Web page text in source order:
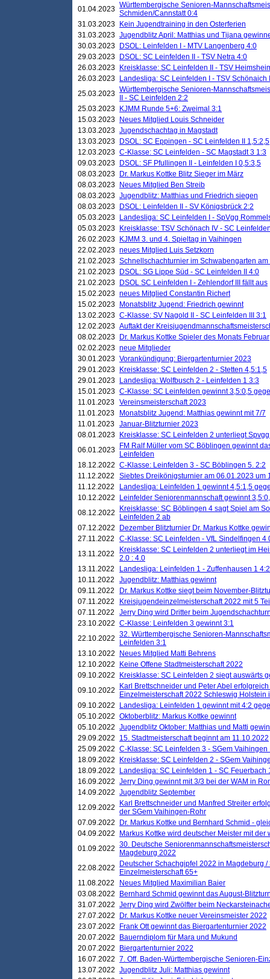
01.04.2023 Württembergische Senioren-
Schmiden/Cannstatt 0:4
31.03.2023
Kein Jugendtraining in den Osterferien
31.03.2023 Jugendblitz April: Matthias und Tijana
30.03.2023
DSOL: Leinfelden I - MTV Langenberg 4:0
29.03.2023
DSOL: SC Leinfelden II - TSV Netra 4:0
26.03.2023
Kreisklasse: SC Leinfelden II - TSV
26.03.2023
Landesliga: SC Leinfelden I - TSV Schönaich
25.03.2023 Württembergische Senioren-
II - SC Leinfelden 2:2
25.03.2023
KJMM Runde 5+6: Zweimal 3:1
15.03.2023
Neues Mitglied Louis Schneider
13.03.2023 Jugendschachtag in Magstadt
13.03.2023
DSOL: SC Eppingen - SC Leinfelden II 1,5:2,5
12.03.2023 C-Klasse: SC Leinfelden - SC Magstadt 3 1:3
09.03.2023
DSOL: SF Pfullingen II - Leinfelden I 0,5:3,5
08.03.2023
Dr. Markus Kottke Blitz Sieger im März
08.03.2023
Neues Mitglied Ben Streib
08.03.2023 Jugendblitz: Matthias und Friedrich siegen
08.03.2023
DSOL: Leinfelden II - SV Königsbrück 2:2
05.03.2023
Landesliga: SC Leinfelden I - SpVgg
05.03.2023
Kreisklasse: TSV Schönach IV - SC
26.02.2023
KJMM 3. und 4. Spieltag in Vaihingen
22.02.2023 neues Mitglied Luis Setzkorn
21.02.2023 Schnellschachturnier im Schwabengarten
21.02.2023
DSOL: SG Lippe Süd - SC Leinfelden II 4:0
21.02.2023
DSOL SC Leinfelden I - Zehlendorf III fällt aus
15.02.2023 neues Mitglied Constantin Richert
15.02.2023
Monatsblitz Jugend: Friedrich gewinnt
13.02.2023 C-Klasse: SV Nagold II - SC Leinfelden III 3:1
12.02.2023 Auftakt der
08.02.2023
Dr. Markus Kottke Spieler des Monats Februar
02.02.2023 neue Mitglieder
30.01.2023 Vorankündigung: Biergartenturnier 2023
29.01.2023
Kreisklasse: SC Leinfelden 2 - Stetten 4,5:1,5
29.01.2023
Landesliga: Wolfbusch 2 - Leinfelden 1 3:3
15.01.2023 C-Klasse: SC Leinfelden gewinnt 3,5:0,5
11.01.2023 Vereinsmeisterschaft 2023
11.01.2023
Monatsblitz Jugend: Matthias gewinnt mit 7/7
11.01.2023 Januar-Blitzturnier 2023
08.01.2023
Kreisklasse: SC Leinfelden 2 unterliegt
06.01.2023
FM Ralf Müller vom SC Böblingen gewinnt
Leinfelden
18.12.2022 C-Klasse: Leinfelden 3 - SC Böblingen 5. 2:2
11.12.2022
Siebtes Dreikönigsturnier am 06.01.2023 um
11.12.2022
Landesliga: Leinfelden 1 gewinnt 4,5:1,5
10.12.2022
Leinfelder Seniorenmannschaft gewinnt
08.12.2022
Kreisklasse: SC Böblingen 4 sagt Spiel am
Leinfelden 2 ab
07.12.2022
Dezember Blitzturnier Dr. Markus Kottke
27.11.2022
C-Klasse: SC Leinfelden - VfL Sindelfingen 4
13.11.2022
Kreisklasse: SC Leinfelden 2 unterliegt im
2.0 : 4.0
13.11.2022
Landesliga: Leinfelden 1 - Zuffenhausen 1 4:2
10.11.2022
Jugendblitz: Matthias gewinnt
09.11.2022
Dr. Markus Kottke siegt beim November-
07.11.2022
Kreisjugendeinzelmeisterschaft 2022 mit 5
07.11.2022
Jerry Ding wird Dritter beim
23.10.2022 C-Klasse: Leinfelden 3 gewinnt 3:1
22.10.2022 32. Württembergische Senioren-
Leinfelden 3:1
13.10.2022
Neues Mitglied Matti Behrens
12.10.2022
Keine Offene Stadtmeisterschaft 2022
09.10.2022
Kreisklasse: SC Leinfelden 2 siegt auswärts
09.10.2022
Karl Brettschneider und Peter Abel
Einzelmeisterschaft 2022 Schleswig Holstein
09.10.2022
Landesliga: Leinfelden 1 gewinnt mit 4:2
05.10.2022 Oktoberblitz: Markus Kottke gewinnt
05.10.2022 Jugendblitz Oktober: Matthias und Matti
29.09.2022
15. Stadtmeisterschaft beginnt am 11.10.2022
25.09.2022 C-Klasse: SC Leinfelden 3 - SGem Vaihingen
18.09.2022
Kreisklasse: SC Leinfelden 2 - SGem
18.09.2022
Landesliga: SC Leinfelden 1 - SC Feuerbach
16.09.2022 Jerry Ding gewinnt mit 3/3 bei der WAM in
14.09.2022 Jugendblitz September
12.09.2022
Karl Brettschneider und Manfred Streiter
der SGem Vaihingen-Rohr
07.09.2022
Dr. Markus Kottke und Bernhard Schmid -
04.09.2022
Markus Kottke wird deutscher Meister mit
01.09.2022 30. Deutsche
Magdeburg 2022
22.08.2022
Deutscher Schachgipfel 2022 in Magdeburg
Einzelmeisterschaft 65+
11.08.2022
Neues Mitglied Maximilian Baier
03.08.2022
Bernhard Schmid gewinnt das August-
31.07.2022 Jerry Ding wird Zwölfter beim
27.07.2022
Dr. Markus Kottke neuer Vereinsmeister 2022
23.07.2022
Frank Ott gewinnt das Biergartenturnier 2022
20.07.2022
Bauerndiplom für Mara und Mukund
20.07.2022
Biergartenturnier 2022
16.07.2022 7. Off. Baden-Württembergische Senioren-
13.07.2022 Jugendblitz Juli: Matthias gewinnt